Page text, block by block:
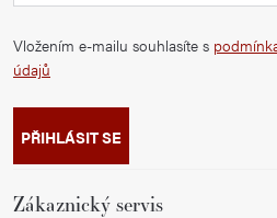
Vložením e-mailu souhlasíte s
údajů
PŘIHLÁSIT SE
Zákaznický servis